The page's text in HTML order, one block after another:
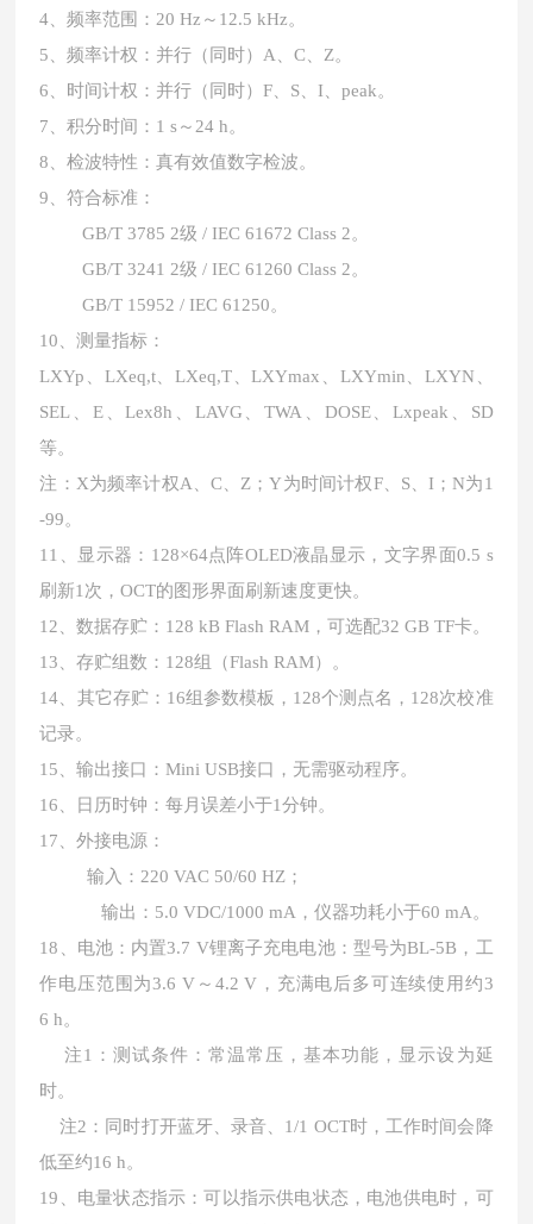
4、频率范围：20 Hz～12.5 kHz。
5、频率计权：并行（同时）A、C、Z。
6、时间计权：并行（同时）F、S、I、peak。
7、积分时间：1 s～24 h。
8、检波特性：真有效值数字检波。
9、符合标准：
GB/T 3785 2级 / IEC 61672 Class 2。
GB/T 3241 2级 / IEC 61260 Class 2。
GB/T 15952 / IEC 61250。
10、测量指标：
LXYp、LXeq,t、LXeq,T、LXYmax、LXYmin、LXYN、
SEL、E、Lex8h、LAVG、TWA、DOSE、Lxpeak、SD
等。
注：X为频率计权A、C、Z；Y为时间计权F、S、I；N为1
-99。
11、显示器：128×64点阵OLED液晶显示，文字界面0.5 s
刷新1次，OCT的图形界面刷新速度更快。
12、数据存贮：128 kB Flash RAM，可选配32 GB TF卡。
13、存贮组数：128组（Flash RAM）。
14、其它存贮：16组参数模板，128个测点名，128次校准
记录。
15、输出接口：Mini USB接口，无需驱动程序。
16、日历时钟：每月误差小于1分钟。
17、外接电源：
输入：220 VAC 50/60 HZ；
输出：5.0 VDC/1000 mA，仪器功耗小于60 mA。
18、电池：内置3.7 V锂离子充电电池：型号为BL-5B，工
作电压范围为3.6 V～4.2 V，充满电后多可连续使用约3
6 h。
注1：测试条件：常温常压，基本功能，显示设为延
时。
注2：同时打开蓝牙、录音、1/1 OCT时，工作时间会降
低至约16 h。
19、电量状态指示：可以指示供电状态，电池供电时，可